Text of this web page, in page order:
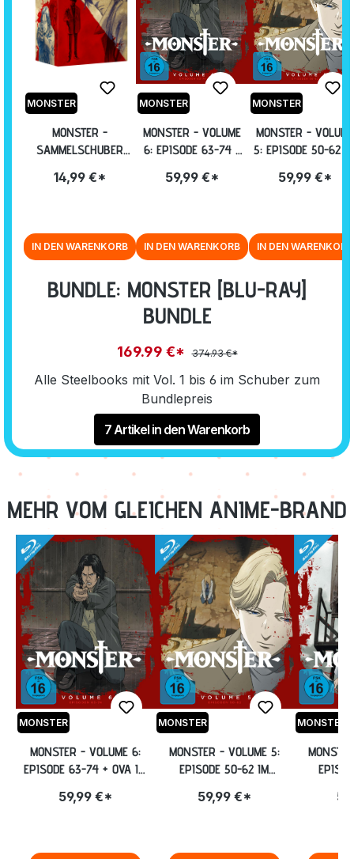
BUNDLE: MONSTER [BLU-RAY]
BUNDLE
169.99 €* 374.93 €*
Alle Steelbooks mit Vol. 1 bis 6 im Schuber zum
Bundlepreis
7 Artikel in den Warenkorb
MONSTER
MONSTER -
SAMMELSCHUBER
ARTBOOK
14,99 €*
IN DEN WARENKORB
MONSTER
MONSTER - VOLUME
6: EPISODE 63-74 +
[BLU-RAY]
59,99 €*
IN DEN WARENKORB
MONSTER
MONSTER - VOLUME
5: EPISODE 50-62
RAY]
59,99 €*
IN DEN WARENKORB
MEHR VOM GLEICHEN ANIME-BRAND
MONSTER
MONSTER - VOLUME 6:
EPISODE 63-74 + OVA IM
59,99 €*
MONSTER
MONSTER - VOLUME 5:
EPISODE 50-62 IM
59,99 €*
MONSTER